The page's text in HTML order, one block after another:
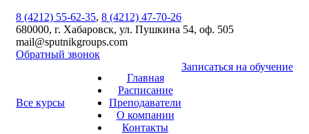
8 (4212) 55-62-35, 8 (4212) 47-70-26
680000, г. Хабаровск, ул. Пушкина 54, оф. 505
mail@sputnikgroups.com
Обратный звонок
Все курсы
Главная
Расписание
Преподаватели
О компании
Контакты
Записаться на обучение